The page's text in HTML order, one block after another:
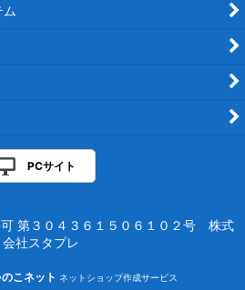
PCサイト
第３０４３６１５０６１０２号 株式
会社スタプレ
こネット ネットショップ作成サービス